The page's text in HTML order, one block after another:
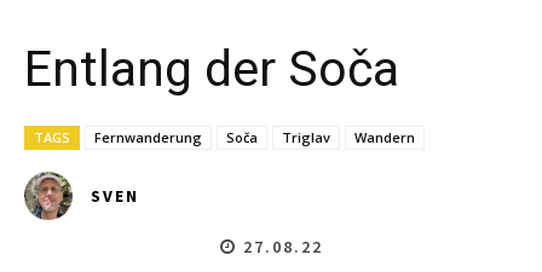
Entlang der Soča
TAGS Fernwanderung Soča Triglav Wandern
SVEN
27.08.22